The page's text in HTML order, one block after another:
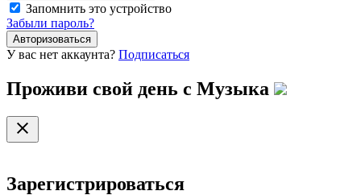
Запомнить это устройство
Забыли пароль?
Авторизоваться
У вас нет аккаунта? Подписаться
Проживи свой день с Музыка
Зарегистрироваться